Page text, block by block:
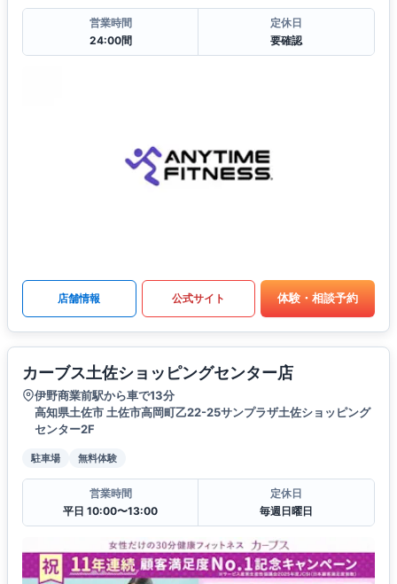
営業時間
24:00間
定休日
要確認
店舗情報 公式サイト 体験・相談予約
カーブス土佐ショッピングセンター店
伊野商業前駅から車で13分
高知県土佐市 土佐市高岡町乙22-25サンプラザ土佐ショッピング
センター2F
駐車場 無料体験
営業時間
平日 10:00〜13:00
定休日
毎週日曜日